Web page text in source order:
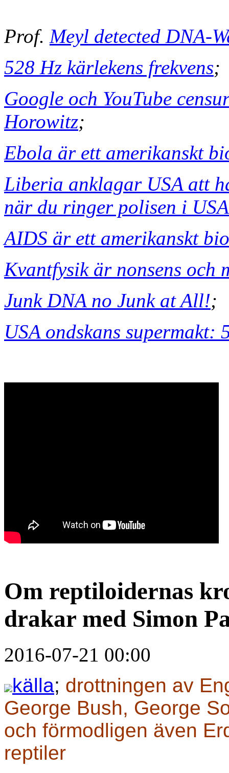
Prof. Meyl detected DNA-
528 Hz kärlekens frekvens;
Google och YouTube
Horowitz;
Ebola är ett amerikanskt
Liberia anklagar USA att
när du ringer polisen i USA
AIDS är ett amerikanskt
Kvantfysik är nonsens och
Junk DNA no Junk at All!;
USA ondskans supermakt:
Om reptiloidernas
drakar med Simon
2016-07-21 00:00
källa; drottningen av
George Bush, George
och förmodligen även
reptiler